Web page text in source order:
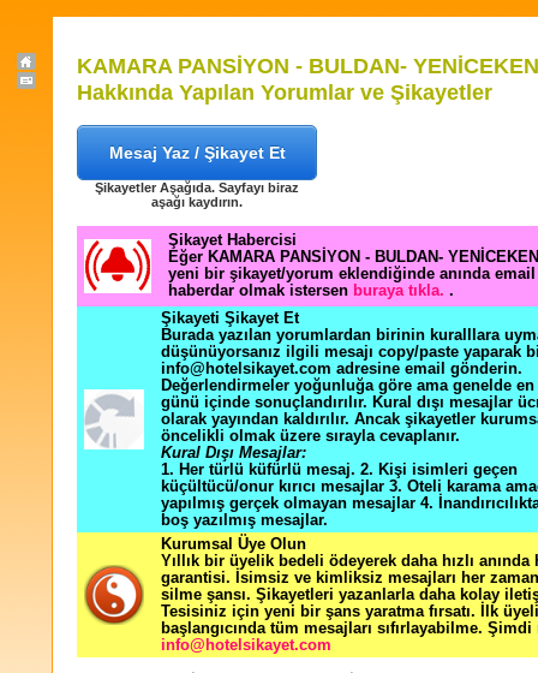
KAMARA PANSİYON - BULDAN-
Hakkında Yapılan Yorumlar ve Şikayetler
Mesaj Yaz / Şikayet Et
Şikayetler Aşağıda. Sayfayı biraz
aşağı kaydırın.
Şikayet Habercisi
Eğer KAMARA PANSİYON - BULDAN-
yeni bir şikayet/yorum eklendiğinde anında
haberdar olmak istersen buraya tıkla. .
Şikayeti Şikayet Et
Burada yazılan yorumlardan birinin kuralllara
düşünüyorsanız ilgili mesajı copy/paste yaparak
info@hotelsikayet.com adresine email gönderin.
Değerlendirmeler yoğunluğa göre ama genelde
günü içinde sonuçlandırılır. Kural dışı mesajlar
olarak yayından kaldırılır. Ancak şikayetler
öncelikli olmak üzere sırayla cevaplanır.
Kural Dışı Mesajlar:
1. Her türlü küfürlü mesaj. 2. Kişi isimleri geçen
küçültücü/onur kırıcı mesajlar 3. Oteli karama
yapılmış gerçek olmayan mesajlar 4.
boş yazılmış mesajlar.
Kurumsal Üye Olun
Yıllık bir üyelik bedeli ödeyerek daha hızlı
garantisi. İsimsiz ve kimliksiz mesajları her zaman
silme şansı. Şikayetleri yazanlarla daha kolay
Tesisiniz için yeni bir şans yaratma fırsatı. İlk
başlangıcında tüm mesajları sıfırlayabilme. Şimdi
info@hotelsikayet.com